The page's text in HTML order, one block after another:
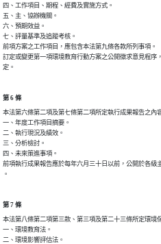
四、工作項目、期程、經費及實施方式。
五、主、協辦機關。
六、預期效益。
七、評量基準及追蹤考核。
前項方案之工作項目，應包含本法第九條各款所列事項。
訂定或變更第一項環境教育行動方案之公開徵求意見程序
定。
第 6 條
本法第六條第二項及第七條第二項所定執行成果報告之內
一、年度工作項目摘要。
二、執行現況及績效。
三、分析檢討。
四、未來策進事項。
前項執行成果報告應於每年六月三十日以前，公開於各級
。
第 7 條
本法第八條第二項第三款、第三項及第二十三條所定環境
一、環境教育法。
二、環境影響評估法。